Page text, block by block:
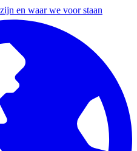
en waar we voor staan